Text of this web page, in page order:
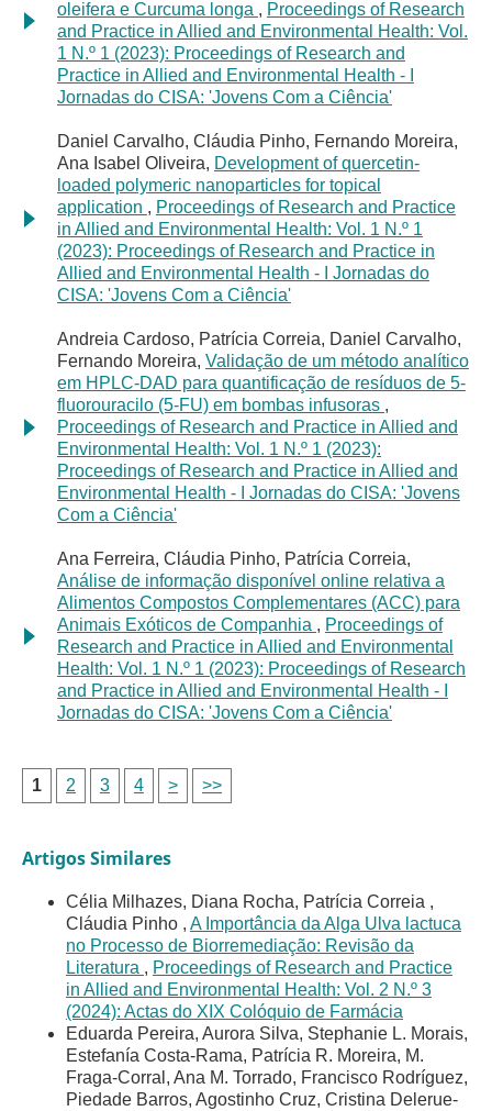
oleifera e Curcuma longa , Proceedings of Research
and Practice in Allied and Environmental Health: Vol.
1 N.º 1 (2023): Proceedings of Research and
Practice in Allied and Environmental Health - I
Jornadas do CISA: 'Jovens Com a Ciência'
Daniel Carvalho, Cláudia Pinho, Fernando Moreira,
Ana Isabel Oliveira, Development of quercetin-
loaded polymeric nanoparticles for topical
application , Proceedings of Research and Practice
in Allied and Environmental Health: Vol. 1 N.º 1
(2023): Proceedings of Research and Practice in
Allied and Environmental Health - I Jornadas do
CISA: 'Jovens Com a Ciência'
Andreia Cardoso, Patrícia Correia, Daniel Carvalho,
Fernando Moreira, Validação de um método analítico
em HPLC-DAD para quantificação de resíduos de 5-
fluorouracilo (5-FU) em bombas infusoras ,
Proceedings of Research and Practice in Allied and
Environmental Health: Vol. 1 N.º 1 (2023):
Proceedings of Research and Practice in Allied and
Environmental Health - I Jornadas do CISA: 'Jovens
Com a Ciência'
Ana Ferreira, Cláudia Pinho, Patrícia Correia,
Análise de informação disponível online relativa a
Alimentos Compostos Complementares (ACC) para
Animais Exóticos de Companhia , Proceedings of
Research and Practice in Allied and Environmental
Health: Vol. 1 N.º 1 (2023): Proceedings of Research
and Practice in Allied and Environmental Health - I
Jornadas do CISA: 'Jovens Com a Ciência'
1 2 3 4 > >>
Artigos Similares
Célia Milhazes, Diana Rocha, Patrícia Correia ,
Cláudia Pinho , A Importância da Alga Ulva lactuca
no Processo de Biorremediação: Revisão da
Literatura , Proceedings of Research and Practice
in Allied and Environmental Health: Vol. 2 N.º 3
(2024): Actas do XIX Colóquio de Farmácia
Eduarda Pereira, Aurora Silva, Stephanie L. Morais,
Estefanía Costa-Rama, Patrícia R. Moreira, M.
Fraga-Corral, Ana M. Torrado, Francisco Rodríguez,
Piedade Barros, Agostinho Cruz, Cristina Delerue-